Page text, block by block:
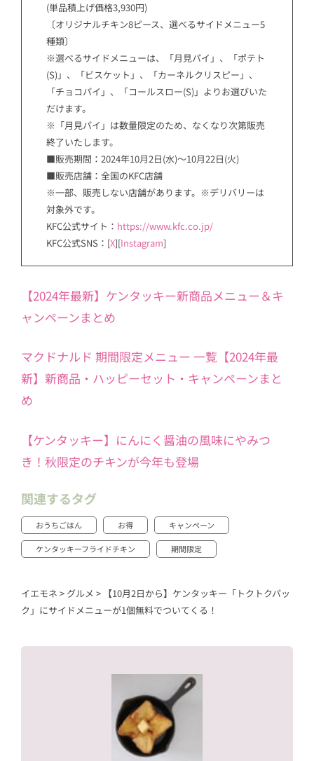
(単品積上げ価格3,930円)
〔オリジナルチキン8ピース、選べるサイドメニュー5
種類〕
※選べるサイドメニューは、「月見パイ」、「ポテト
(S)」、「ビスケット」、「カーネルクリスピー」、
「チョコパイ」、「コールスロー(S)」よりお選びいた
だけます。
※「月見パイ」は数量限定のため、なくなり次第販売
終了いたします。
■販売期間：2024年10月2日(水)～10月22日(火)
■販売店舗：全国のKFC店舗
※一部、販売しない店舗があります。※デリバリーは
対象外です。
KFC公式サイト： https://www.kfc.co.jp/
KFC公式SNS：[X][Instagram]
【2024年最新】ケンタッキー新商品メニュー＆キ
ャンペーンまとめ
マクドナルド 期間限定メニュー 一覧【2024年最
新】新商品・ハッピーセット・キャンペーンまと
め
【ケンタッキー】にんにく醤油の風味にやみつ
き！秋限定のチキンが今年も登場
関連するタグ
おうちごはん お得 キャンペーン
ケンタッキーフライドチキン 期間限定
イエモネ > グルメ > 【10月2日から】ケンタッキー「トクトクパッ
ク」にサイドメニューが1個無料でついてくる！